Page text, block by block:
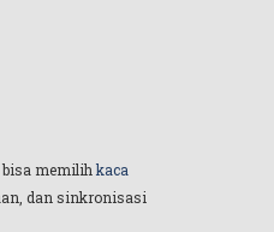
memilih kaca
dan sinkronisasi